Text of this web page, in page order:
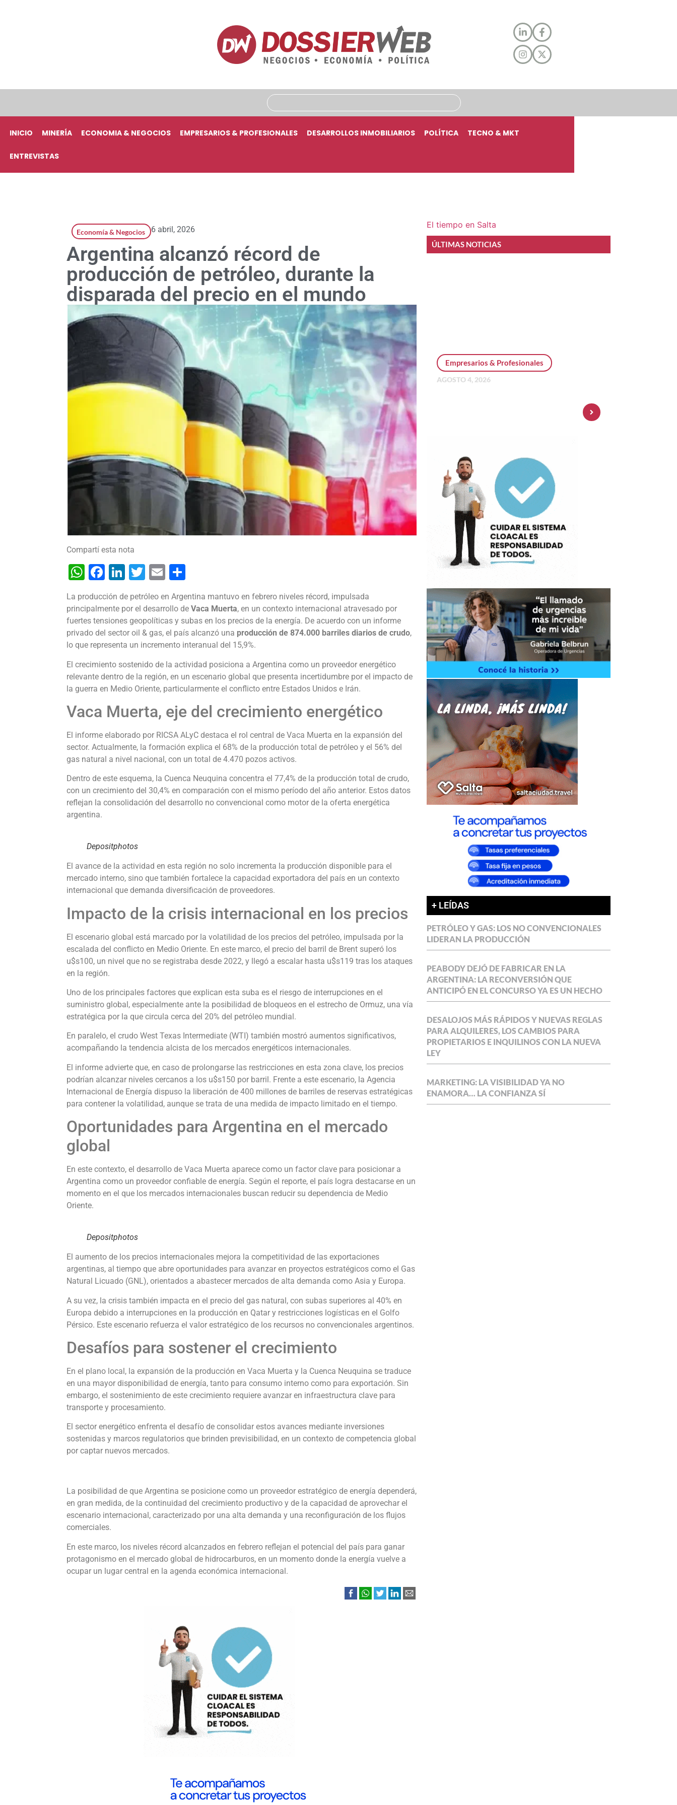
INICIO MINERÍA ECONOMIA & NEGOCIOS EMPRESARIOS & PROFESIONALES DESARROLLOS INMOBILIARIOS POLÍTICA TECNO & MKT
ENTREVISTAS
Economía & Negocios 6 abril, 2026
Argentina alcanzó récord de
producción de petróleo, durante la
disparada del precio en el mundo
Compartí esta nota
WhatsApp
Facebook
LinkedIn
Twitter
Email
La producción de petróleo en Argentina mantuvo en febrero niveles récord, impulsada
principalmente por el desarrollo de Vaca Muerta, en un contexto internacional atravesado por
fuertes tensiones geopolíticas y subas en los precios de la energía. De acuerdo con un informe
privado del sector oil & gas, el país alcanzó una producción de 874.000 barriles diarios de crudo,
lo que representa un incremento interanual del 15,9%.
El crecimiento sostenido de la actividad posiciona a Argentina como un proveedor energético
relevante dentro de la región, en un escenario global que presenta incertidumbre por el impacto de
la guerra en Medio Oriente, particularmente el conflicto entre Estados Unidos e Irán.
Vaca Muerta, eje del crecimiento energético
El informe elaborado por RICSA ALyC destaca el rol central de Vaca Muerta en la expansión del
sector. Actualmente, la formación explica el 68% de la producción total de petróleo y el 56% del
gas natural a nivel nacional, con un total de 4.470 pozos activos.
Dentro de este esquema, la Cuenca Neuquina concentra el 77,4% de la producción total de crudo,
con un crecimiento del 30,4% en comparación con el mismo período del año anterior. Estos datos
reflejan la consolidación del desarrollo no convencional como motor de la oferta energética
argentina.
Depositphotos
El avance de la actividad en esta región no solo incrementa la producción disponible para el
mercado interno, sino que también fortalece la capacidad exportadora del país en un contexto
internacional que demanda diversificación de proveedores.
Impacto de la crisis internacional en los precios
El escenario global está marcado por la volatilidad de los precios del petróleo, impulsada por la
escalada del conflicto en Medio Oriente. En este marco, el precio del barril de Brent superó los
u$s100, un nivel que no se registraba desde 2022, y llegó a escalar hasta u$s119 tras los ataques
en la región.
Uno de los principales factores que explican esta suba es el riesgo de interrupciones en el
suministro global, especialmente ante la posibilidad de bloqueos en el estrecho de Ormuz, una vía
estratégica por la que circula cerca del 20% del petróleo mundial.
En paralelo, el crudo West Texas Intermediate (WTI) también mostró aumentos significativos,
acompañando la tendencia alcista de los mercados energéticos internacionales.
El informe advierte que, en caso de prolongarse las restricciones en esta zona clave, los precios
podrían alcanzar niveles cercanos a los u$s150 por barril. Frente a este escenario, la Agencia
Internacional de Energía dispuso la liberación de 400 millones de barriles de reservas estratégicas
para contener la volatilidad, aunque se trata de una medida de impacto limitado en el tiempo.
Oportunidades para Argentina en el mercado
global
En este contexto, el desarrollo de Vaca Muerta aparece como un factor clave para posicionar a
Argentina como un proveedor confiable de energía. Según el reporte, el país logra destacarse en un
momento en el que los mercados internacionales buscan reducir su dependencia de Medio
Oriente.
Depositphotos
El aumento de los precios internacionales mejora la competitividad de las exportaciones
argentinas, al tiempo que abre oportunidades para avanzar en proyectos estratégicos como el Gas
Natural Licuado (GNL), orientados a abastecer mercados de alta demanda como Asia y Europa.
A su vez, la crisis también impacta en el precio del gas natural, con subas superiores al 40% en
Europa debido a interrupciones en la producción en Qatar y restricciones logísticas en el Golfo
Pérsico. Este escenario refuerza el valor estratégico de los recursos no convencionales argentinos.
Desafíos para sostener el crecimiento
En el plano local, la expansión de la producción en Vaca Muerta y la Cuenca Neuquina se traduce
en una mayor disponibilidad de energía, tanto para consumo interno como para exportación. Sin
embargo, el sostenimiento de este crecimiento requiere avanzar en infraestructura clave para
transporte y procesamiento.
El sector energético enfrenta el desafío de consolidar estos avances mediante inversiones
sostenidas y marcos regulatorios que brinden previsibilidad, en un contexto de competencia global
por captar nuevos mercados.
La posibilidad de que Argentina se posicione como un proveedor estratégico de energía dependerá,
en gran medida, de la continuidad del crecimiento productivo y de la capacidad de aprovechar el
escenario internacional, caracterizado por una alta demanda y una reconfiguración de los flujos
comerciales.
En este marco, los niveles récord alcanzados en febrero reflejan el potencial del país para ganar
protagonismo en el mercado global de hidrocarburos, en un momento donde la energía vuelve a
ocupar un lugar central en la agenda económica internacional.
El tiempo en Salta
ÚLTIMAS NOTICIAS
Empresarios & Profesionales
AGOSTO 4, 2026
+ LEÍDAS
PETRÓLEO Y GAS: LOS NO CONVENCIONALES
LIDERAN LA PRODUCCIÓN
PEABODY DEJÓ DE FABRICAR EN LA
ARGENTINA: LA RECONVERSIÓN QUE
ANTICIPÓ EN EL CONCURSO YA ES UN HECHO
DESALOJOS MÁS RÁPIDOS Y NUEVAS REGLAS
PARA ALQUILERES, LOS CAMBIOS PARA
PROPIETARIOS E INQUILINOS CON LA NUEVA
LEY
MARKETING: LA VISIBILIDAD YA NO
ENAMORA… LA CONFIANZA SÍ